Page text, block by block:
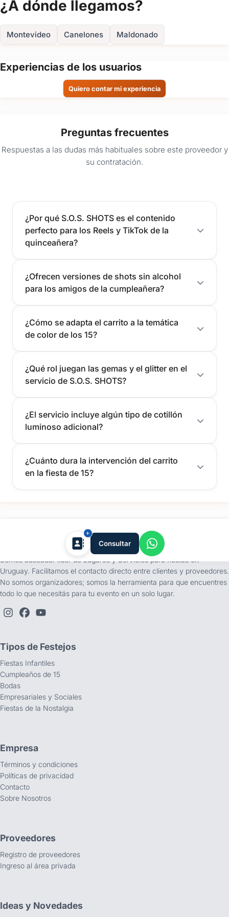
FOTOS
¿A dónde llegamos?
Montevideo Canelones Maldonado
Experiencias de los usuarios
Quiero contar mi experiencia
Preguntas frecuentes
Respuestas a las dudas más habituales sobre este proveedor y
su contratación.
¿Por qué S.O.S. SHOTS es el contenido
perfecto para los Reels y TikTok de la
quinceañera?
¿Ofrecen versiones de shots sin alcohol
para los amigos de la cumpleañera?
¿Cómo se adapta el carrito a la temática
de color de los 15?
¿Qué rol juegan las gemas y el glitter en el
servicio de S.O.S. SHOTS?
¿El servicio incluye algún tipo de cotillón
luminoso adicional?
¿Cuánto dura la intervención del carrito
en la fiesta de 15?
Consultar
tufiesta.com.uy
Somos buscador líder de Lugares y Servicios para fiestas en
Uruguay. Facilitamos el contacto directo entre clientes y proveedores.
No somos organizadores; somos la herramienta para que encuentres
todo lo que necesitás para tu evento en un solo lugar.
Tipos de Festejos
Fiestas Infantiles
Cumpleaños de 15
Bodas
Empresariales y Sociales
Fiestas de la Nostalgia
Empresa
Términos y condiciones
Políticas de privacidad
Contacto
Sobre Nosotros
Proveedores
Registro de proveedores
Ingreso al área privada
Ideas y Novedades